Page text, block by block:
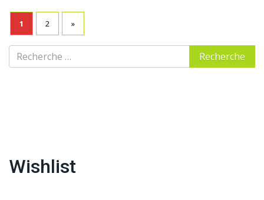
1 2 »
Wishlist